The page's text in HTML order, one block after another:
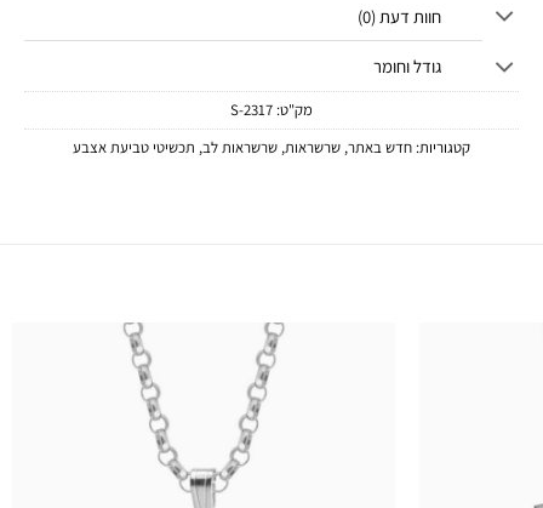
חוות דעת (0)
גודל וחומר
מק"ט: 2317-S
קטגוריות: חדש באתר, שרשראות, שרשראות לב, תכשיטי טביעת אצבע